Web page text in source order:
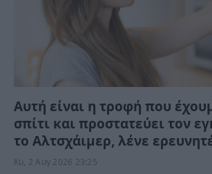
Αυτή είναι η τροφή που
σπίτι και προστατεύει τον
το Αλτσχάιμερ, λένε
Κυ, 2 Αυγ 2026 23:25